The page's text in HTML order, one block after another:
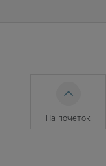
На почеток